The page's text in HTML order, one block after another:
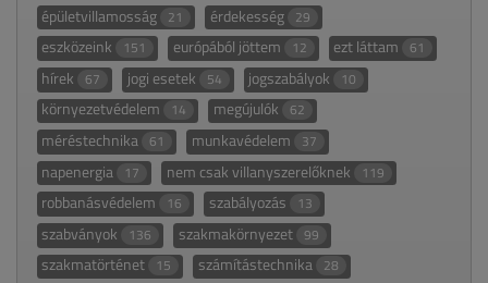
épületvillamosság 21 érdekesség 29
eszközeink 151 európából jöttem 12 ezt láttam 61
hírek 67 jogi esetek 54 jogszabályok 10
környezetvédelem 14 megújulók 62
méréstechnika 61 munkavédelem 37
napenergia 17 nem csak villanyszerelőknek 119
robbanásvédelem 16 szabályozás 13
szabványok 136 szakmakörnyezet 99
szakmatörténet 15 számítástechnika 28